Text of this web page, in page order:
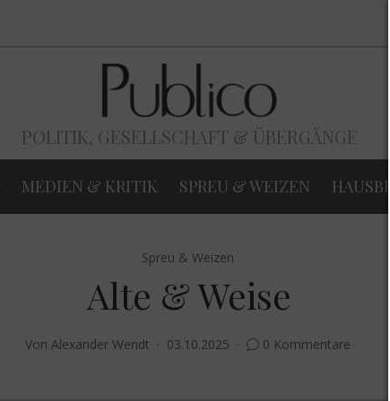
POLITIK, GESELLSCHAFT & ÜBERGÄNGE
MEDIEN & KRITIK SPREU & WEIZEN
Spreu & Weizen
Alte & Weise
Von Alexander Wendt 03.10.2025 0 Kommentare